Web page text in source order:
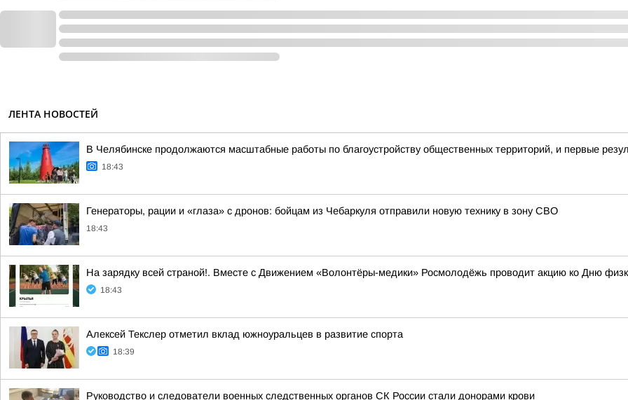
ЛЕНТА НОВОСТЕЙ
В Челябинске продолжаются масштабные работы по благоустройству общественных территорий, и первые
18:43
Генераторы, рации и «глаза» с дронов: бойцам из Чебаркуля отправили новую технику в зону СВО
18:43
На зарядку всей страной!. Вместе с Движением «Волонтёры-медики» Росмолодёжь проводит акцию ко Дню
18:43
Алексей Текслер отметил вклад южноуральцев в развитие спорта
18:39
Руководство и следователи военных следственных органов СК России стали донорами крови